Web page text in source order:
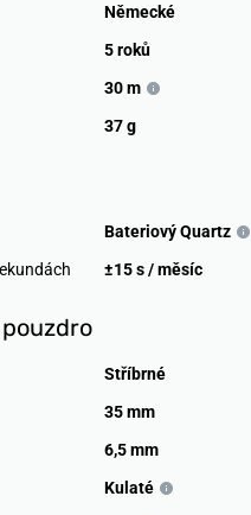
Německé
5 roků
30 m
37 g
Bateriový Quartz
±15 s / měsíc
Stříbrné
35 mm
6,5 mm
Kulaté